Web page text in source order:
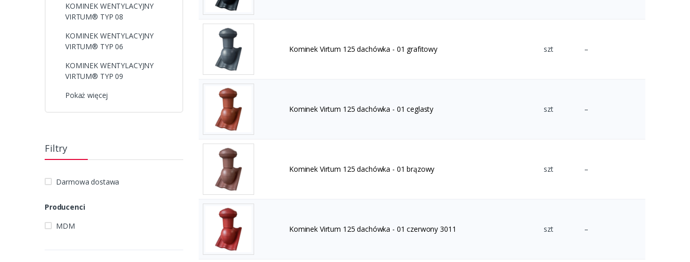
KOMINEK WENTYLACYJNY
VIRTUM® TYP 08
KOMINEK WENTYLACYJNY
VIRTUM® TYP 06
KOMINEK WENTYLACYJNY
VIRTUM® TYP 09
Pokaż więcej
Filtry
Darmowa dostawa
Producenci
MDM
Kominek Virtum 125 dachówka - 01 grafitowy szt –
Kominek Virtum 125 dachówka - 01 ceglasty szt –
Kominek Virtum 125 dachówka - 01 brązowy szt –
Kominek Virtum 125 dachówka - 01 czerwony 3011 szt –